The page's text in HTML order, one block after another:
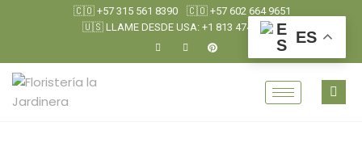
🇨🇴 +57 315 561 8390
🇨🇴 +57 602 664 9651
🇺🇸 LLAME DESDE USA: +1 813 474 0790
ES